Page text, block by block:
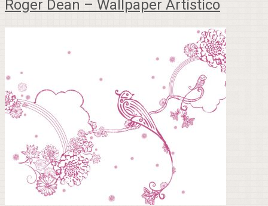
Roger Dean – Wallpaper Artístico